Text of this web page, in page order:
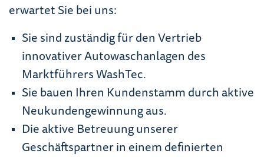
erwartet Sie bei uns:
Sie sind zuständig für den Vertrieb
innovativer Autowaschanlagen des
Marktführers WashTec.
Sie bauen Ihren Kundenstamm durch aktive
Neukundengewinnung aus.
Die aktive Betreuung unserer
Geschäftspartner in einem definierten